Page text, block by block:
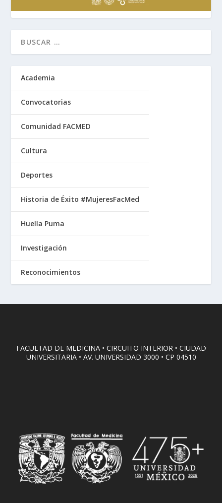
Academia
Convocatorias
Comunidad FACMED
Cultura
Deportes
Historia de Éxito #MujeresFacMed
Huella Puma
Investigación
Reconocimientos
FACULTAD DE MEDICINA • CIRCUITO INTERIOR • CIUDAD
UNIVERSITARIA • AV. UNIVERSIDAD 3000 • CP 04510